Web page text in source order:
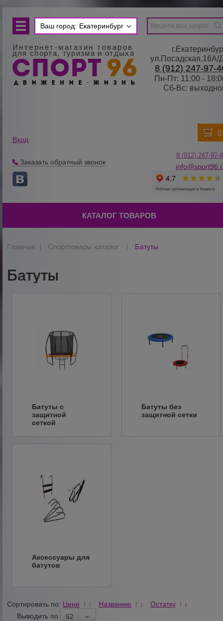
Ваш город: Екатеринбург
Интернет-магазин товаров
для спорта, туризма и отдыха
8 (912) 247-97-
Пн-Пт: 11:00 -
Сб-Вс:
Вход
Заказать обратный звонок
8 (912) 247-97-
КАТАЛОГ ТОВАРОВ
Главная Спорттовары каталог Батуты
Батуты
Батуты с
защитной
сеткой
Батуты без
защитной сетки
Аксессуары для
батутов
Сортировать по: Цене ↑ ↓ Названию ↑ ↓ Остатку ↑ ↓
Выводить по 52